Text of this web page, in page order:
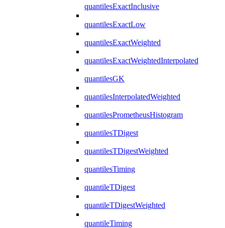
quantilesExactInclusive
quantilesExactLow
quantilesExactWeighted
quantilesExactWeightedInterpolated
quantilesGK
quantilesInterpolatedWeighted
quantilesPrometheusHistogram
quantilesTDigest
quantilesTDigestWeighted
quantilesTiming
quantileTDigest
quantileTDigestWeighted
quantileTiming